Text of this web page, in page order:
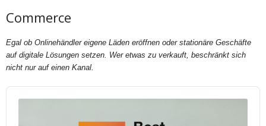
Commerce
Egal ob Onlinehändler eigene Läden eröffnen oder stationäre Geschäfte
auf digitale Lösungen setzen. Wer etwas zu verkauft, beschränkt sich
nicht nur auf einen Kanal.
Audio
Player